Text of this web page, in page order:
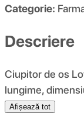
Categorie:
Descriere
Ciupitor de os
lungime,
Afișează tot